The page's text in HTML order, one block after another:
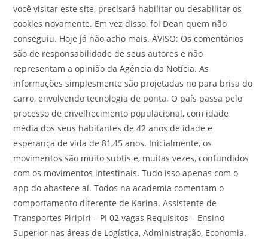
você visitar este site, precisará habilitar ou desabilitar os
cookies novamente. Em vez disso, foi Dean quem não
conseguiu. Hoje já não acho mais. AVISO: Os comentários
são de responsabilidade de seus autores e não
representam a opinião da Agência da Notícia. As
informações simplesmente são projetadas no para brisa do
carro, envolvendo tecnologia de ponta. O país passa pelo
processo de envelhecimento populacional, com idade
média dos seus habitantes de 42 anos de idade e
esperança de vida de 81,45 anos. Inicialmente, os
movimentos são muito subtis e, muitas vezes, confundidos
com os movimentos intestinais. Tudo isso apenas com o
app do abastece aí. Todos na academia comentam o
comportamento diferente de Karina. Assistente de
Transportes Piripiri – PI 02 vagas Requisitos – Ensino
Superior nas áreas de Logística, Administração, Economia.